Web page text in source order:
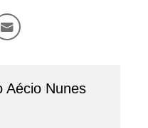
Aécio Nunes